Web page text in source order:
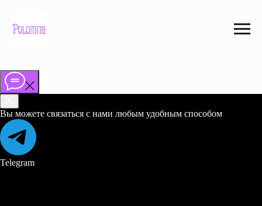
Вы можете связаться с нами любым удобным способом
Telegram